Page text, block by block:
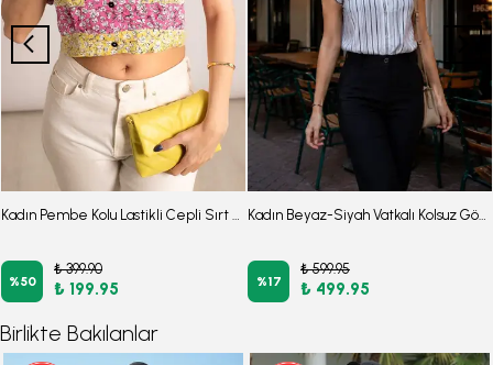
%50
₺ 399.90
₺ 199.95 %17
₺ 599.95
₺ 499.95
Birlikte Bakılanlar